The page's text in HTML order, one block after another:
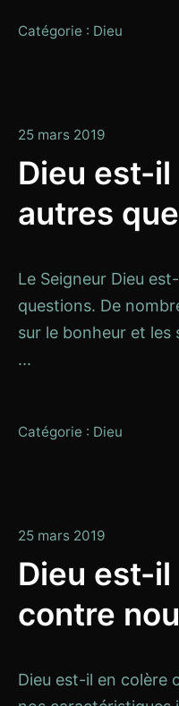
Catégorie : Dieu
25 mars 2019
2020
Dieu est-
autres
Le Seigneur Dieu
questions. De
sur le bonheur et
...
Catégorie : Dieu
25 mars 2019
2020
Dieu est-
contre
Dieu est-il en colère